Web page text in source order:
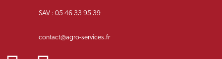
SAV : 05 46 33 95 39
contact@agro-services.fr